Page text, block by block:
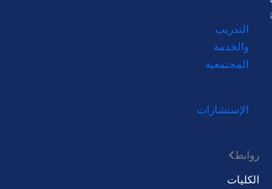
التدريب
والخدمة
المجتمعية
الإستشارات
روابط
الكليات